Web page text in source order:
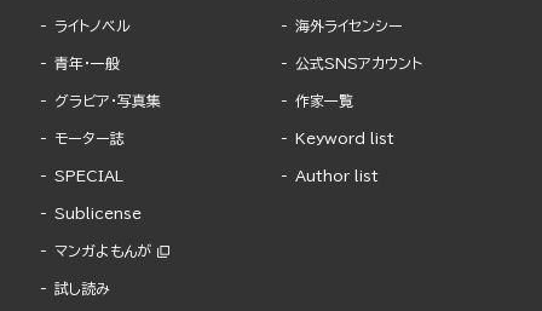
ライトノベル
青年・一般
グラビア・写真集
モーター誌
SPECIAL
Sublicense
マンガよもんが
試し読み
海外ライセンシー
公式SNSアカウント
作家一覧
Keyword list
Author list